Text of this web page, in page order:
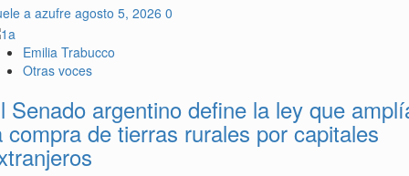
a azufre agosto 5, 2026 0
Emilia Trabucco
Otras voces
Senado argentino define la ley que
compra de tierras rurales por capitales